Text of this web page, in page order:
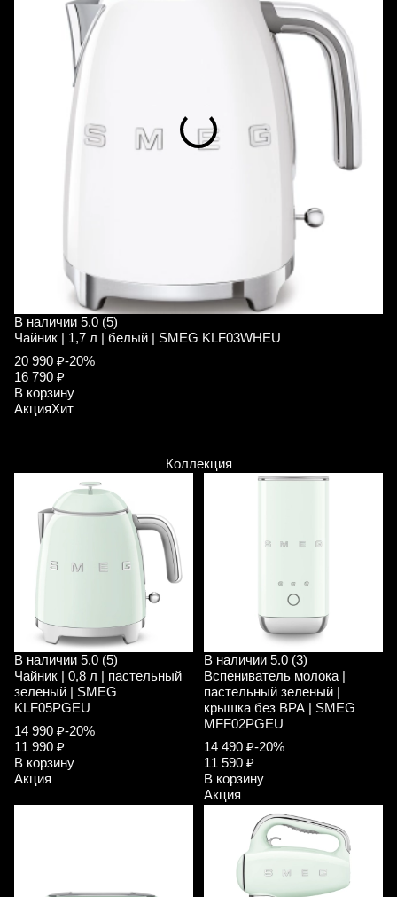
В наличии 5.0 (5)
Чайник | 1,7 л | белый | SMEG KLF03WHEU
20 990 ₽-20%
16 790 ₽
В корзину
АкцияХит
Коллекция
В наличии 5.0 (5)
Чайник | 0,8 л | пастельный
зеленый | SMEG
KLF05PGEU
14 990 ₽-20%
11 990 ₽
В корзину
Акция
В наличии 5.0 (3)
Вспениватель молока |
пастельный зеленый |
крышка без ВРА | SMEG
MFF02PGEU
14 490 ₽-20%
11 590 ₽
В корзину
Акция